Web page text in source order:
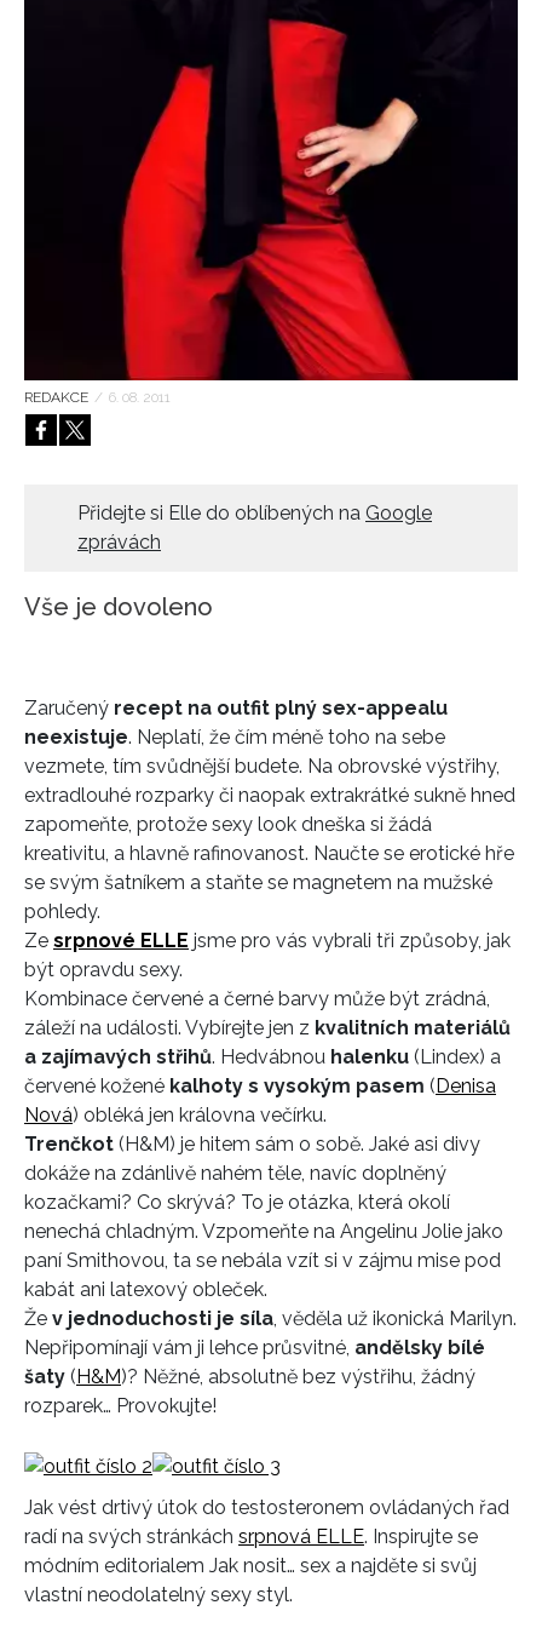
REDAKCE / 6. 08. 2011
Přidejte si Elle do oblíbených na Google
zprávách
Vše je dovoleno
Zaručený recept na outfit plný sex-appealu
neexistuje. Neplatí, že čím méně toho na sebe
vezmete, tím svůdnější budete. Na obrovské výstřihy,
extradlouhé rozparky či naopak extrakrátké sukně hned
zapomeňte, protože sexy look dneška si žádá
kreativitu, a hlavně rafinovanost. Naučte se erotické hře
se svým šatníkem a staňte se magnetem na mužské
pohledy.
Ze srpnové ELLE jsme pro vás vybrali tři způsoby, jak
být opravdu sexy.
Kombinace červené a černé barvy může být zrádná,
záleží na události. Vybírejte jen z kvalitních materiálů
a zajímavých střihů. Hedvábnou halenku (Lindex) a
červené kožené kalhoty s vysokým pasem (Denisa
Nová) obléká jen královna večírku.
Trenčkot (H&M) je hitem sám o sobě. Jaké asi divy
dokáže na zdánlivě nahém těle, navíc doplněný
kozačkami? Co skrývá? To je otázka, která okolí
nenechá chladným. Vzpomeňte na Angelinu Jolie jako
paní Smithovou, ta se nebála vzít si v zájmu mise pod
kabát ani latexový obleček.
Že v jednoduchosti je síla, věděla už ikonická Marilyn.
Nepřipomínají vám ji lehce průsvitné, andělsky bílé
šaty (H&M)? Něžné, absolutně bez výstřihu, žádný
rozparek… Provokujte!
Jak vést drtivý útok do testosteronem ovládaných řad
radí na svých stránkách srpnová ELLE. Inspirujte se
módním editorialem Jak nosit… sex a najděte si svůj
vlastní neodolatelný sexy styl.